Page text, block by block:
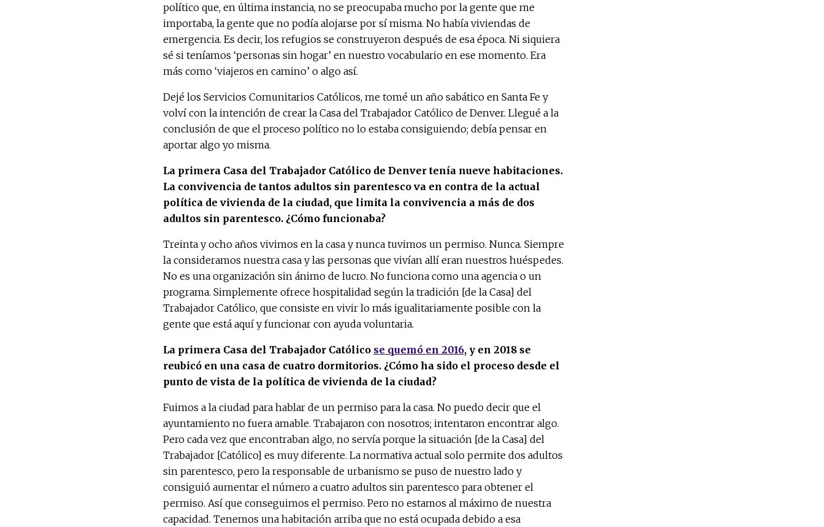
político que, en última instancia, no se preocupaba mucho por la gente que me
importaba, la gente que no podía alojarse por sí misma. No había viviendas de
emergencia. Es decir, los refugios se construyeron después de esa época. Ni siquiera
sé si teníamos ‘personas sin hogar’ en nuestro vocabulario en ese momento. Era
más como ‘viajeros en camino’ o algo así.
Dejé los Servicios Comunitarios Católicos, me tomé un año sabático en Santa Fe y
volví con la intención de crear la Casa del Trabajador Católico de Denver. Llegué a la
conclusión de que el proceso político no lo estaba consiguiendo; debía pensar en
aportar algo yo misma.
La primera Casa del Trabajador Católico de Denver tenía nueve habitaciones.
La convivencia de tantos adultos sin parentesco va en contra de la actual
política de vivienda de la ciudad, que limita la convivencia a más de dos
adultos sin parentesco. ¿Cómo funcionaba?
Treinta y ocho años vivimos en la casa y nunca tuvimos un permiso. Nunca. Siempre
la consideramos nuestra casa y las personas que vivían allí eran nuestros huéspedes.
No es una organización sin ánimo de lucro. No funciona como una agencia o un
programa. Simplemente ofrece hospitalidad según la tradición [de la Casa] del
Trabajador Católico, que consiste en vivir lo más igualitariamente posible con la
gente que está aquí y funcionar con ayuda voluntaria.
La primera Casa del Trabajador Católico se quemó en 2016, y en 2018 se
reubicó en una casa de cuatro dormitorios. ¿Cómo ha sido el proceso desde el
punto de vista de la política de vivienda de la ciudad?
Fuimos a la ciudad para hablar de un permiso para la casa. No puedo decir que el
ayuntamiento no fuera amable. Trabajaron con nosotros; intentaron encontrar algo.
Pero cada vez que encontraban algo, no servía porque la situación [de la Casa] del
Trabajador [Católico] es muy diferente. La normativa actual solo permite dos adultos
sin parentesco, pero la responsable de urbanismo se puso de nuestro lado y
consiguió aumentar el número a cuatro adultos sin parentesco para obtener el
permiso. Así que conseguimos el permiso. Pero no estamos al máximo de nuestra
capacidad. Tenemos una habitación arriba que no está ocupada debido a esa